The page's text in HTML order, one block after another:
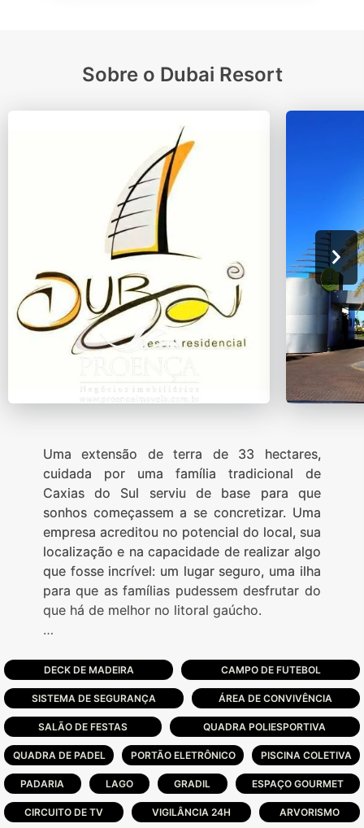
Sobre o Dubai Resort
Uma extensão de terra de 33 hectares,
cuidada por uma família tradicional de
Caxias do Sul serviu de base para que
sonhos começassem a se concretizar. Uma
empresa acreditou no potencial do local, sua
localização e na capacidade de realizar algo
que fosse incrível: um lugar seguro, uma ilha
para que as famílias pudessem desfrutar do
que há de melhor no litoral gaúcho.
Dubai, uma ilha de segurança e conforto no
litoral norte gaúcho. Com 489 lotes, o
empreendimento em plena conformidade
com a legislação ambiental e
sustentabilidade é um porto seguro para os
condôminos desfrutarem de suas áreas
comuns e da convivência com pessoas de
bem.
DECK DE MADEIRA CAMPO DE FUTEBOL
SISTEMA DE SEGURANÇA ÁREA DE CONVIVÊNCIA
SALÃO DE FESTAS QUADRA POLIESPORTIVA
QUADRA DE PADEL PORTÃO ELETRÔNICO PISCINA COLETIVA
PADARIA LAGO GRADIL ESPAÇO GOURMET
CIRCUITO DE TV VIGILÂNCIA 24H ARVORISMO